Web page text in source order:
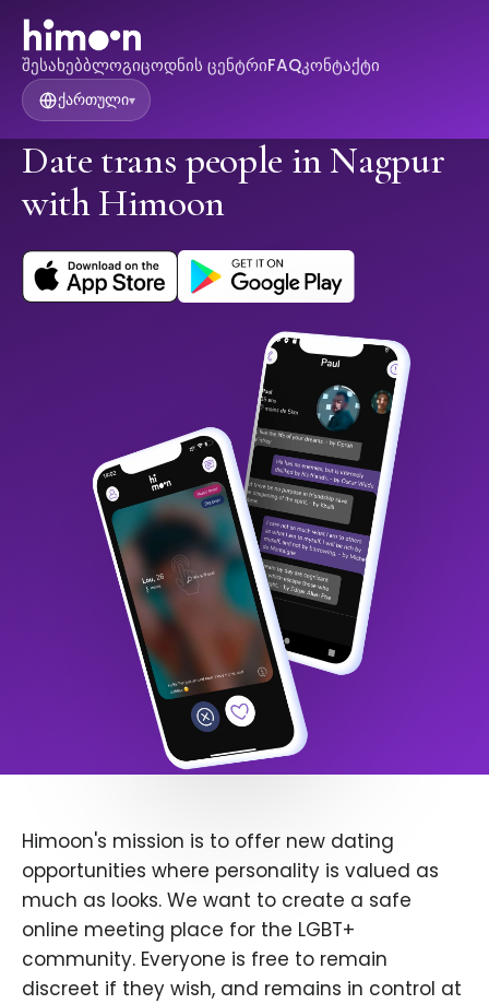
შესახებბლოგიცოდნის ცენტრიFAQკონტაქტი
ქართული▾
Date trans people in Nagpur
with Himoon
Himoon's mission is to offer new dating
opportunities where personality is valued as
much as looks. We want to create a safe
online meeting place for the LGBT+
community. Everyone is free to remain
discreet if they wish, and remains in control at